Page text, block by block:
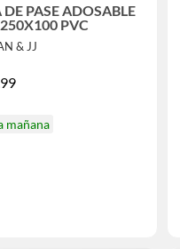
DE PASE ADOSABLE
PVC
& JJ
mañana